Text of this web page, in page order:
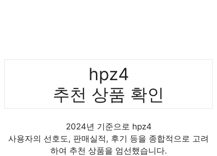
hpz4
추천 상품 확인
2024년 기준으로 hpz4
사용자의 선호도, 판매실적, 후기 등을 종합적으로 고려
하여 추천 상품을 엄선했습니다.